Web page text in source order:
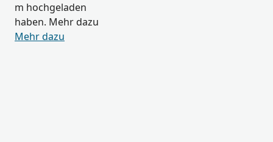
m hochgeladen
haben. Mehr dazu
Mehr dazu